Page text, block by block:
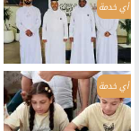
أي خدمة
أي خدمة